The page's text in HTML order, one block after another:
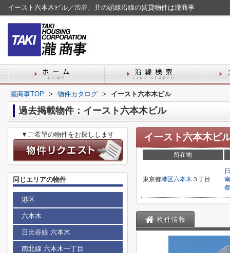
イースト六本木ビル／渋谷、井の頭線沿線の賃貸物件は瀧商事
瀧商事TOP > 物件カタログ > イースト六本木ビル
過去掲載物件：イースト六本木ビル
イースト六本木ビ
所在地
東京都港区六本木 ３丁目
物件情報
▼ご希望の物件をお探しします
同じエリアの物件
港区
六本木
日比谷線 六本木
南北線 六本木一丁目